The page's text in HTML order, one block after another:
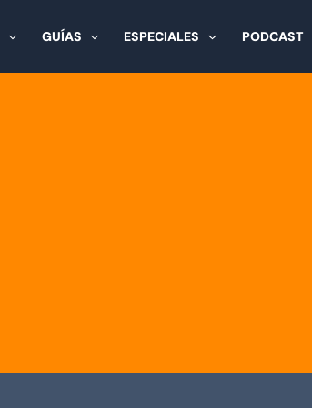
GUÍAS ESPECIALES PODCAST